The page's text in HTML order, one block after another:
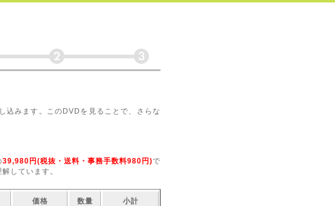
込みます。このDVDを見ることで、さらな
39,980円(税抜・送料・事務手数料980円)で
しています。
価格 数量 小計